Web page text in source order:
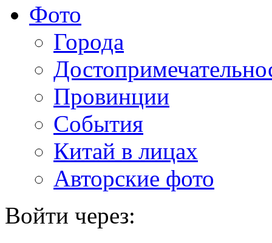
Фото
Города
Провинции
События
Китай в лицах
Авторские фото
Войти через: